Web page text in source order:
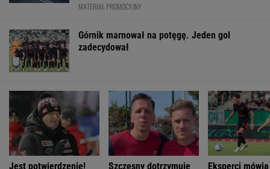
MATERIAŁ PROMOCYJNY
Górnik marnował na potęgę. Jeden gol
zadecydował
Jest potwierdzenie!
Szczęsny dotrzymuje
Eksperci mówią